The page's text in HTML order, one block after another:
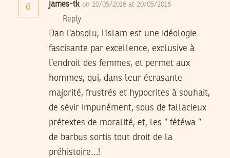
6 james-tk on 20/05/2016 at 20/05/2016
Reply
Dan l’absolu, l’islam est une idéologie
fascisante par excellence, exclusive à
l’endroit des femmes, et permet aux
hommes, qui, dans leur écrasante
majorité, frustrés et hypocrites à souhait,
de sévir impunément, sous de fallacieux
prétextes de moralité, et, les ” fétéwa ”
de barbus sortis tout droit de la
préhistoire…!